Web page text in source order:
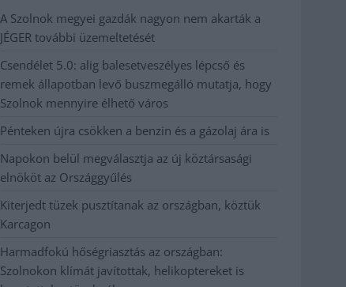
A Szolnok megyei gazdák nagyon nem akarták a
JÉGER további üzemeltetését
Csendélet 5.0: alig balesetveszélyes lépcső és
remek állapotban levő buszmegálló mutatja, hogy
Szolnok mennyire élhető város
Pénteken újra csökken a benzin és a gázolaj ára is
Napokon belül megválasztja az új köztársasági
elnököt az Országgyűlés
Kiterjedt tüzek pusztítanak az országban, köztük
Karcagon
Harmadfokú hőségriasztás az országban:
Szolnokon klímát javítottak, helikoptereket is